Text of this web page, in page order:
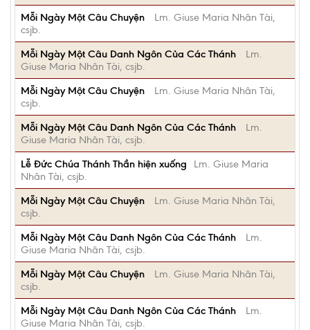
Mỗi Ngày Một Câu Chuyện
Lm. Giuse Maria Nhân Tài,
csjb.
Mỗi Ngày Một Câu Danh Ngôn Của Các Thánh
Lm.
Giuse Maria Nhân Tài, csjb.
Mỗi Ngày Một Câu Chuyện
Lm. Giuse Maria Nhân Tài,
csjb.
Mỗi Ngày Một Câu Danh Ngôn Của Các Thánh
Lm.
Giuse Maria Nhân Tài, csjb.
Lễ Đức Chúa Thánh Thần hiện xuống
Lm. Giuse Maria
Nhân Tài, csjb.
Mỗi Ngày Một Câu Chuyện
Lm. Giuse Maria Nhân Tài,
csjb.
Mỗi Ngày Một Câu Danh Ngôn Của Các Thánh
Lm.
Giuse Maria Nhân Tài, csjb.
Mỗi Ngày Một Câu Chuyện
Lm. Giuse Maria Nhân Tài,
csjb.
Mỗi Ngày Một Câu Danh Ngôn Của Các Thánh
Lm.
Giuse Maria Nhân Tài, csjb.